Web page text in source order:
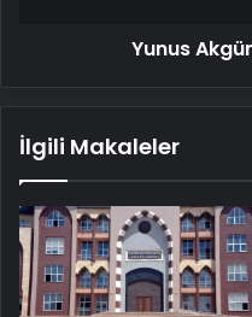
Yunus
İlgili Makaleler